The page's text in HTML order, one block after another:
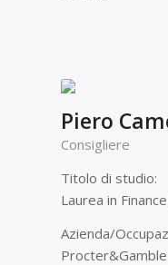
Piero
Consigliere
Titolo di studio:
Laurea in
Azienda/
Procter&Gamble